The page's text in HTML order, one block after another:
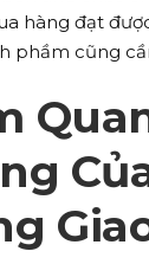
hàng đạt
phầm cũng